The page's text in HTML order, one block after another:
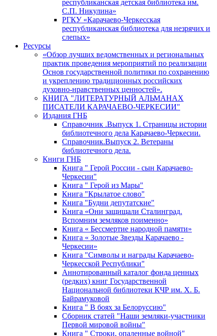
республиканская детская библиотека им.
С.П. Никулина»
РГКУ «Карачаево-Черкесская
республиканская библиотека для незрячих и
слепых»
Ресурсы
«Обзор лучших ведомственных и региональных
практик проведения мероприятий по реализации
Основ государственной политики по сохранению
и укреплению традиционных российских
духовно-нравственных ценностей».
КНИГА "ЛИТЕРАТУРНЫЙ АЛЬМАНАХ
ПИСАТЕЛИ КАРАЧАЕВО-ЧЕРКЕСИИ"
Издания ГНБ
Справочник .Выпуск 1. Страницы истории
библиотечного дела Карачаево-Черкесии.
Справочник.Выпуск 2. Ветераны
библиотечного дела.
Книги ГНБ
Книга " Герой России - сын Карачаево-
Черкесии"
Книга " Герой из Мары"
Книга "Крылатое слово"
Книга "Будни депутатские"
Книга «Они защищали Сталинград.
Вспомним земляков поименно»
Книга « Бессмертие народной памяти»
Книга « Золотые Звезды Карачаево -
Черкесии»
Книга "Символы и награды Карачаево-
Черкесской Республики"
Аннотированный каталог фонда ценных
(редких) книг Государственной
Национальной библиотеки КЧР им. Х. Б.
Байрамуковой
Книга " В боях за Белоруссию"
Сборник статей "Наши земляки-участники
Первой мировой войны"
Книга " Строки, опаленные войной"